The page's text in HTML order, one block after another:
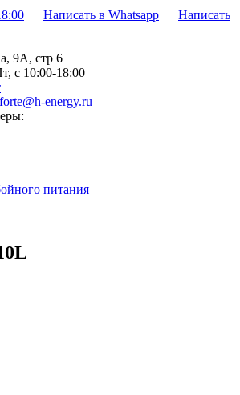
Написать в Whatsapp
Написать
9А, стр 6
с 10:00-18:00
forte@h-energy.ru
питания